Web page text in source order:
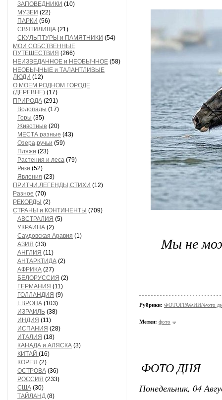
ЗАПОВЕДНИКИ (10)
МУЗЕИ (22)
ПАРКИ (56)
СВЯТИЛИЩА (21)
СКУЛЬПТУРЫ и ПАМЯТНИКИ (54)
МОИ СОБСТВЕННЫЕ
ПУТЕШЕСТВИЯ (266)
НЕИЗВЕДАННОЕ и НЕОБЫЧНОЕ (58)
НЕОБЫЧНЫЕ и ТАЛАНТЛИВЫЕ
ЛЮДИ (12)
О МОЕМ РОДНОМ ГОРОДЕ
(ДЕРЕВНЕ) (17)
ПРИРОДА (291)
Водопады (17)
Горы (35)
Животные (20)
МЕСТА разные (43)
Озера,ручьи (59)
Пляжи (23)
Растения и леса (79)
Реки (52)
Явления (23)
ПРИТЧИ,ЛЕГЕНДЫ,СТИХИ (12)
Разное (70)
РЕКОРДЫ (2)
СТРАНЫ и КОНТИНЕНТЫ (709)
АВСТРАЛИЯ (5)
УКРАИНА (2)
Саудовская Аравия (1)
АЗИЯ (33)
АНГЛИЯ (11)
АНТАРКТИДА (2)
АФРИКА (27)
БЕЛОРУССИЯ (2)
ГЕРМАНИЯ (11)
ГОЛЛАНДИЯ (9)
ЕВРОПА (103)
ИЗРАИЛЬ (38)
ИНДИЯ (11)
ИСПАНИЯ (28)
ИТАЛИЯ (18)
КАНАДА и АЛЯСКА (3)
КИТАЙ (16)
КОРЕЯ (2)
ОСТРОВА (36)
РОССИЯ (233)
США (30)
ТАЙЛАНД (8)
Мы не
Рубрики: ФОТОГРАФИИ/Фото
Метки: фото
ФОТО ДНЯ
Понедельник, 04